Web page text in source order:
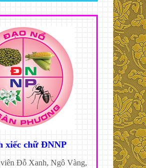
xiếc chữ ĐNNP
Đỗ Xanh, Ngô Vàng,